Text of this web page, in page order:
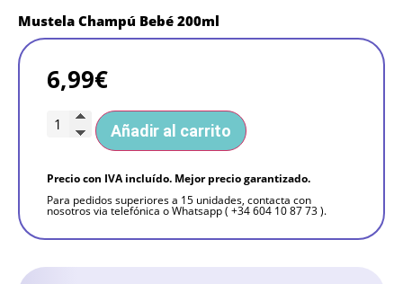
Mustela Champú Bebé 200ml
6,99€
Añadir al carrito
Precio con IVA incluído. Mejor precio garantizado.
Para pedidos superiores a 15 unidades, contacta con
nosotros via telefónica o Whatsapp ( +34 604 10 87 73 ).